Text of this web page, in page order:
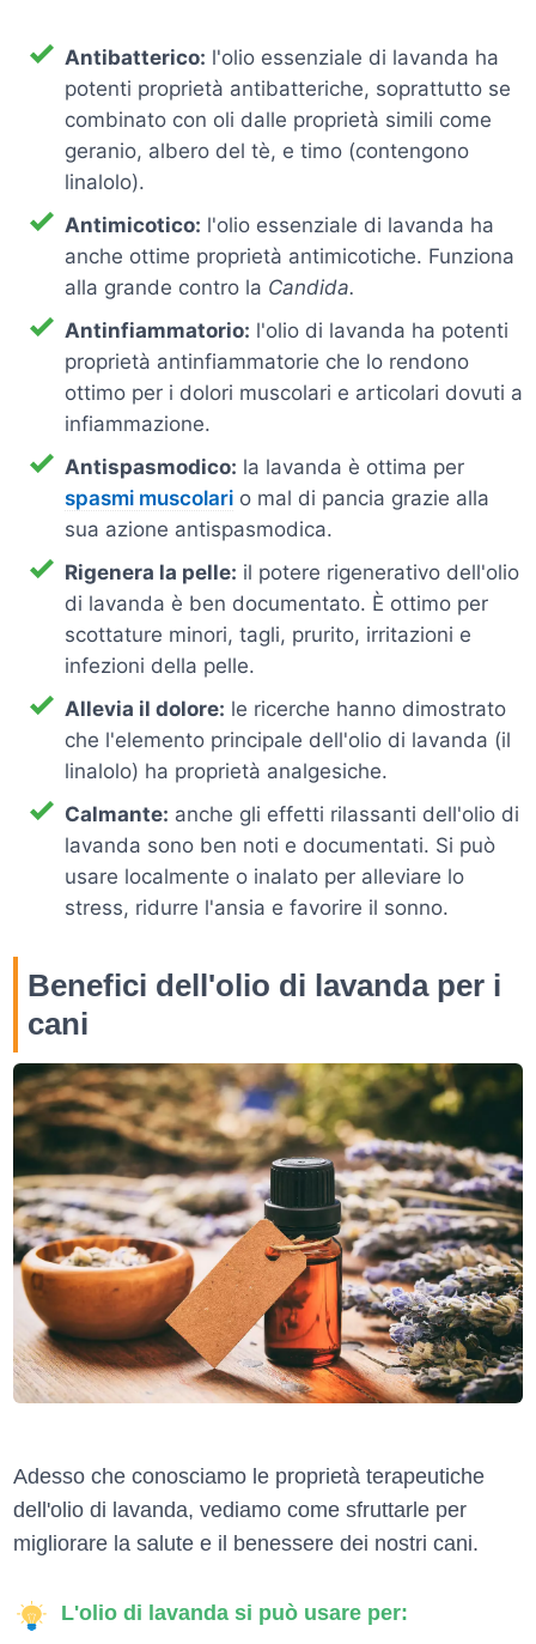
Antibatterico: l'olio essenziale di lavanda ha
potenti proprietà antibatteriche, soprattutto se
combinato con oli dalle proprietà simili come
geranio, albero del tè, e timo (contengono
linalolo).
Antimicotico: l'olio essenziale di lavanda ha
anche ottime proprietà antimicotiche. Funziona
alla grande contro la Candida.
Antinfiammatorio: l'olio di lavanda ha potenti
proprietà antinfiammatorie che lo rendono
ottimo per i dolori muscolari e articolari dovuti a
infiammazione.
Antispasmodico: la lavanda è ottima per
spasmi muscolari o mal di pancia grazie alla
sua azione antispasmodica.
Rigenera la pelle: il potere rigenerativo dell'olio
di lavanda è ben documentato. È ottimo per
scottature minori, tagli, prurito, irritazioni e
infezioni della pelle.
Allevia il dolore: le ricerche hanno dimostrato
che l'elemento principale dell'olio di lavanda (il
linalolo) ha proprietà analgesiche.
Calmante: anche gli effetti rilassanti dell'olio di
lavanda sono ben noti e documentati. Si può
usare localmente o inalato per alleviare lo
stress, ridurre l'ansia e favorire il sonno.
Benefici dell'olio di lavanda per i
cani
Adesso che conosciamo le proprietà terapeutiche
dell'olio di lavanda, vediamo come sfruttarle per
migliorare la salute e il benessere dei nostri cani.
L'olio di lavanda si può usare per: